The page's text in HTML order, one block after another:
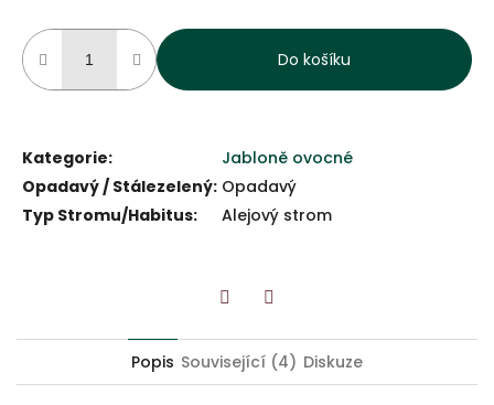
Do košíku
Kategorie:
Jabloně ovocné
Opadavý / Stálezelený: Opadavý
Typ Stromu/Habitus: Alejový strom
Popis Související (4) Diskuze